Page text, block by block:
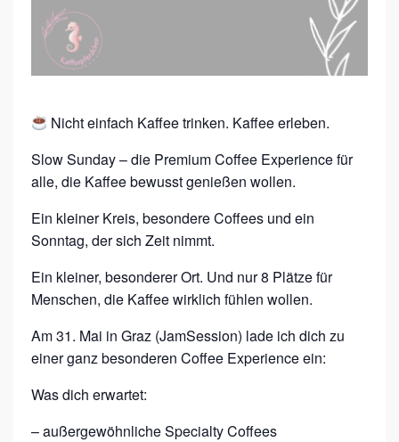
–
P
R
M
I
U
M
C
F
F
E
E
E
X
Nicht einfach Kaffee trinken. Kaffee erleben.
Slow Sunday – die Premium Coffee Experience für
alle, die Kaffee bewusst genießen wollen.
Ein kleiner Kreis, besondere Coffees und ein
Sonntag, der sich Zeit nimmt.
Ein kleiner, besonderer Ort. Und nur 8 Plätze für
Menschen, die Kaffee wirklich fühlen wollen.
Am 31. Mai in Graz (JamSession) lade ich dich zu
einer ganz besonderen Coffee Experience ein:
Was dich erwartet:
– außergewöhnliche Specialty Coffees